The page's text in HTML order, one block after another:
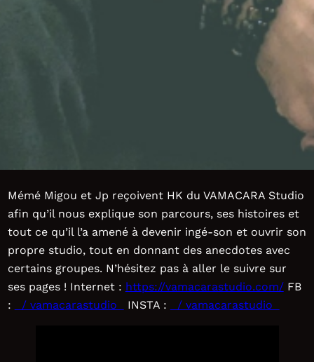
Mémé Migou et Jp reçoivent HK du VAMACARA Studio
afin qu’il nous explique son parcours, ses histoires et
tout ce qu’il l’a amené à devenir ingé-son et ouvrir son
propre studio, tout en donnant des anecdotes avec
certains groupes. N’hésitez pas à aller le suivre sur
ses pages ! Internet : https://vamacarastudio.com/FB
:
/ vamacarastudio INSTA : / vamacarastudio